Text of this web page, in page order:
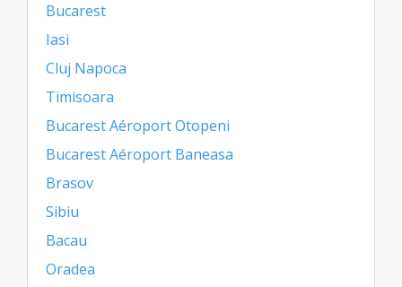
Bucarest
Iasi
Cluj Napoca
Timisoara
Bucarest Aéroport Otopeni
Bucarest Aéroport Baneasa
Brasov
Sibiu
Bacau
Oradea